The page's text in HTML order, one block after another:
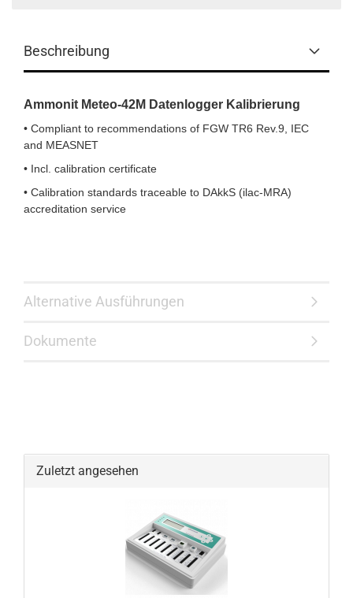
Beschreibung
Ammonit Meteo-42M Datenlogger Kalibrierung
• Compliant to recommendations of FGW TR6 Rev.9, IEC
and MEASNET
• Incl. calibration certificate
• Calibration standards traceable to DAkkS (ilac-MRA)
accreditation service
Alternative Ausführungen
Dokumente
Zuletzt angesehen